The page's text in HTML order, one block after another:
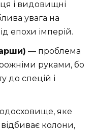
і видовищні
увага на
епохи імперій.
— проблема
руками, бо
до спецій і
яке
колони,